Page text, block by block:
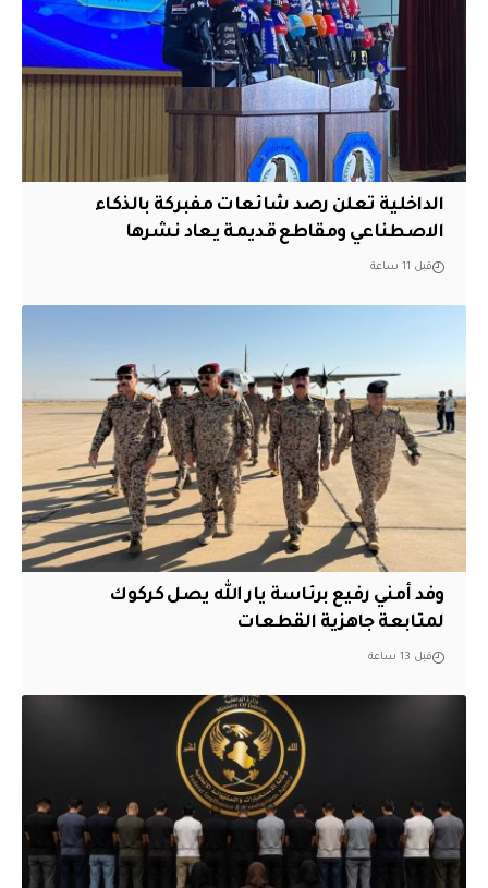
الداخلية تعلن رصد شائعات مفبركة بالذكاء
الاصطناعي ومقاطع قديمة يعاد نشرها
قبل 11 ساعة
وفد أمني رفيع برئاسة يار الله يصل كركوك
لمتابعة جاهزية القطعات
قبل 13 ساعة